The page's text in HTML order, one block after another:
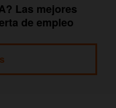
Las mejores
de empleo